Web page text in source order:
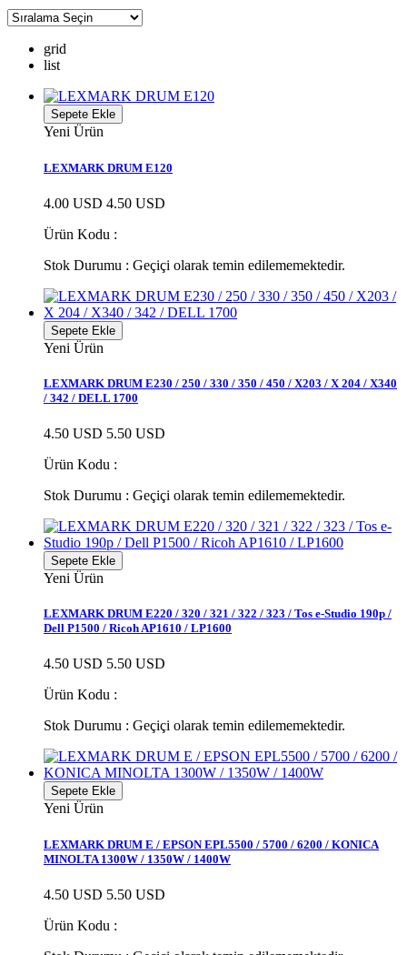
grid
list
Sepete Ekle
Yeni Ürün
LEXMARK DRUM E120
4.00 USD 4.50 USD
Ürün Kodu :
Stok Durumu : Geçiçi olarak temin edilememektedir.
Sepete Ekle
Yeni Ürün
LEXMARK DRUM E230 / 250 / 330 / 350 / 450 / X203 / X 204 / X340
/ 342 / DELL 1700
4.50 USD 5.50 USD
Ürün Kodu :
Stok Durumu : Geçiçi olarak temin edilememektedir.
Sepete Ekle
Yeni Ürün
LEXMARK DRUM E220 / 320 / 321 / 322 / 323 / Tos e-Studio 190p /
Dell P1500 / Ricoh AP1610 / LP1600
4.50 USD 5.50 USD
Ürün Kodu :
Stok Durumu : Geçiçi olarak temin edilememektedir.
Sepete Ekle
Yeni Ürün
LEXMARK DRUM E / EPSON EPL5500 / 5700 / 6200 / KONICA
MINOLTA 1300W / 1350W / 1400W
4.50 USD 5.50 USD
Ürün Kodu :